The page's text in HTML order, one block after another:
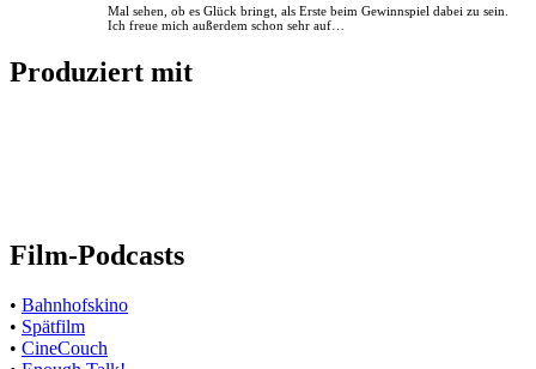
Mal sehen, ob es Glück bringt, als Erste beim Gewinnspiel dabei zu sein.
Ich freue mich außerdem schon sehr auf…
Produziert mit
Film-Podcasts
• Bahnhofskino
• Spätfilm
• CineCouch